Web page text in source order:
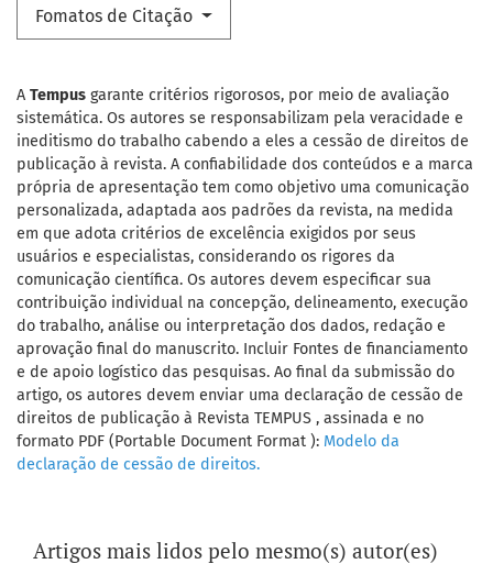
Fomatos de Citação
A Tempus garante critérios rigorosos, por meio de avaliação
sistemática. Os autores se responsabilizam pela veracidade e
ineditismo do trabalho cabendo a eles a cessão de direitos de
publicação à revista. A confiabilidade dos conteúdos e a marca
própria de apresentação tem como objetivo uma comunicação
personalizada, adaptada aos padrões da revista, na medida
em que adota critérios de excelência exigidos por seus
usuários e especialistas, considerando os rigores da
comunicação científica. Os autores devem especificar sua
contribuição individual na concepção, delineamento, execução
do trabalho, análise ou interpretação dos dados, redação e
aprovação final do manuscrito. Incluir Fontes de financiamento
e de apoio logístico das pesquisas. Ao final da submissão do
artigo, os autores devem enviar uma declaração de cessão de
direitos de publicação à Revista TEMPUS , assinada e no
formato PDF (Portable Document Format ): Modelo da
declaração de cessão de direitos.
Artigos mais lidos pelo mesmo(s) autor(es)